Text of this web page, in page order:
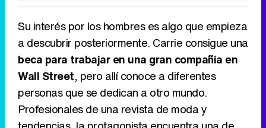
Su interés por los hombres es algo que empieza
a descubrir posteriormente. Carrie consigue una
beca para trabajar en una gran compañía en
Wall Street, pero allí conoce a diferentes
personas que se dedican a otro mundo.
Profesionales de una revista de moda y